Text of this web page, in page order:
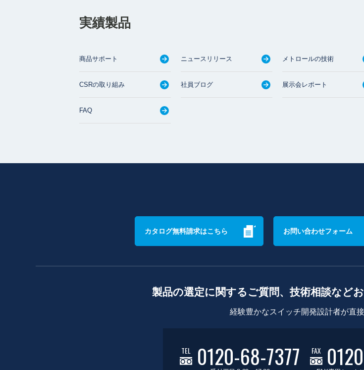
実績製品
商品サポート ニュースリリース メトロールの技術
CSRの取り組み 社員ブログ 展示会レポート
FAQ
カタログ無料請求はこちら お問い合わせフォーム
製品の選定に関するご質問、技術相談など
経験豊かなスイッチ開発設計者が直
TEL 0120-68-7377 FAX